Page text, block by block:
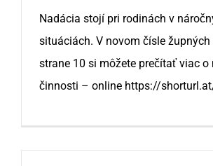
Nadácia stojí pri rodinách v
situáciách. V novom čísle župných
strane 10 si môžete prečítať viac o
činnosti – online https://